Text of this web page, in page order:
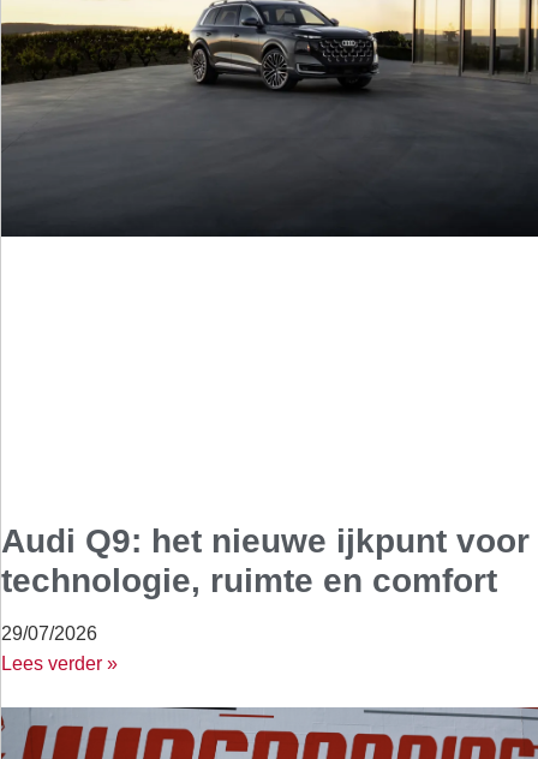
Audi Q9: het nieuwe ijkpunt voor
technologie, ruimte en comfort
29/07/2026
Lees verder »